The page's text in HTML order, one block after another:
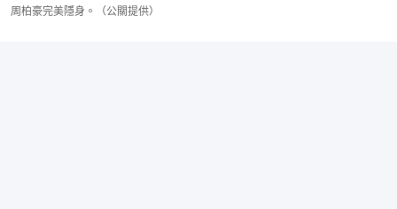
周柏豪完美隱身。（公關提供）